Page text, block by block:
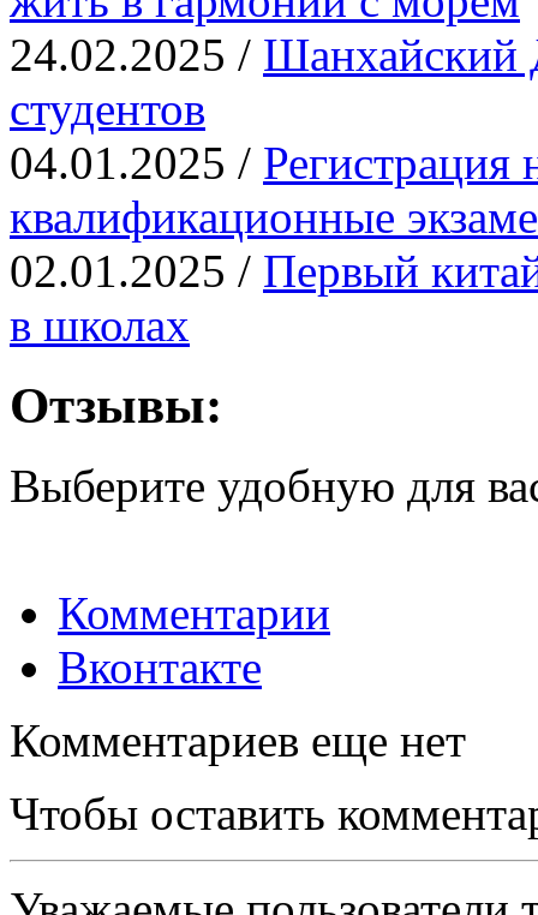
24.02.2025 / Шанхайский
студентов
04.01.2025 /
квалификационные
02.01.2025 / Первый
в школах
Отзывы:
Выберите удобную для
Комментарии
Вконтакте
Комментариев еще нет
Чтобы оставить